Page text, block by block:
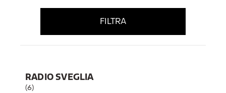
FILTRA
RADIO SVEGLIA
(6)